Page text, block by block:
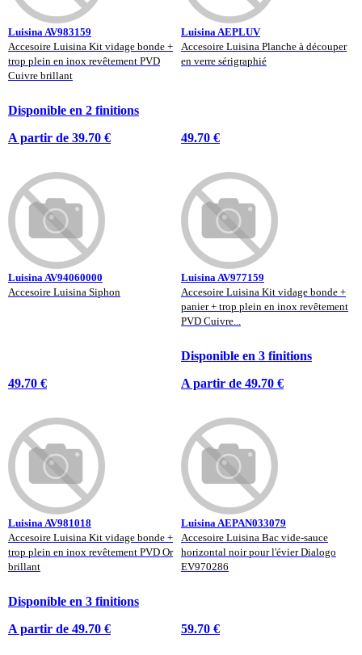
Luisina AV983159
Accesoire Luisina Kit vidage bonde +
trop plein en inox revêtement PVD
Cuivre brillant
Disponible en 2 finitions
A partir de 39.70 €
Luisina AEPLUV
Accesoire Luisina Planche à découper
en verre sérigraphié
49.70 €
Luisina AV94060000
Accesoire Luisina Siphon
49.70 €
Luisina AV977159
Accesoire Luisina Kit vidage bonde +
panier + trop plein en inox revêtement
PVD Cuivre...
Disponible en 3 finitions
A partir de 49.70 €
Luisina AV981018
Accesoire Luisina Kit vidage bonde +
trop plein en inox revêtement PVD Or
brillant
Disponible en 3 finitions
A partir de 49.70 €
Luisina AEPAN033079
Accesoire Luisina Bac vide-sauce
horizontal noir pour l'évier Dialogo
EV970286
59.70 €